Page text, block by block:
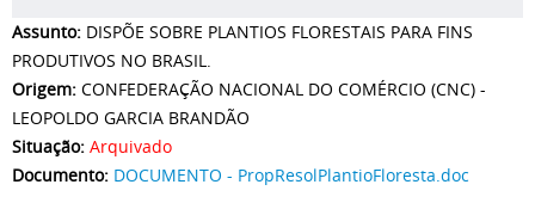
Assunto: DISPÕE SOBRE PLANTIOS FLORESTAIS PARA FINS
PRODUTIVOS NO BRASIL.
Origem: CONFEDERAÇÃO NACIONAL DO COMÉRCIO (CNC) -
LEOPOLDO GARCIA BRANDÃO
Situação: Arquivado
Documento: DOCUMENTO - PropResolPlantioFloresta.doc